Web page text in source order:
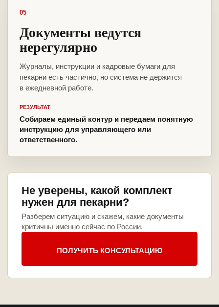
05
Документы ведутся
нерегулярно
Журналы, инструкции и кадровые бумаги для
пекарни есть частично, но система не держится
в ежедневной работе.
РЕЗУЛЬТАТ
Собираем единый контур и передаем понятную
инструкцию для управляющего или
ответственного.
Не уверены, какой комплект
нужен для пекарни?
Разберем ситуацию и скажем, какие документы
критичны именно сейчас по России.
ПОЛУЧИТЬ КОНСУЛЬТАЦИЮ